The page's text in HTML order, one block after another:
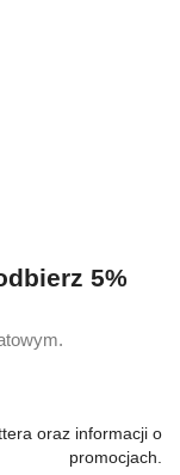
5%
oraz informacji o
promocjach.